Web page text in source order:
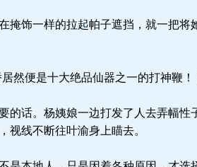
掩饰一样的拉起帕子遮挡，就一把将
然便是十大绝品仙器之一的打神鞭！
的话。杨姨娘一边打发了人去弄幅性
视线不断往叶渝身上瞄去。